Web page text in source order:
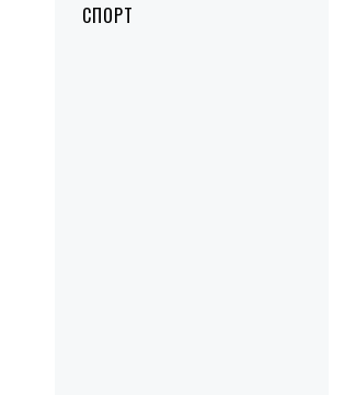
СПОРТ